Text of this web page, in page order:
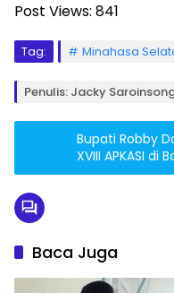
Post Views: 841
Tag: Minahasa
Penulis: Jacky
Bupati Robby
XVIII APKASI di
Baca Juga